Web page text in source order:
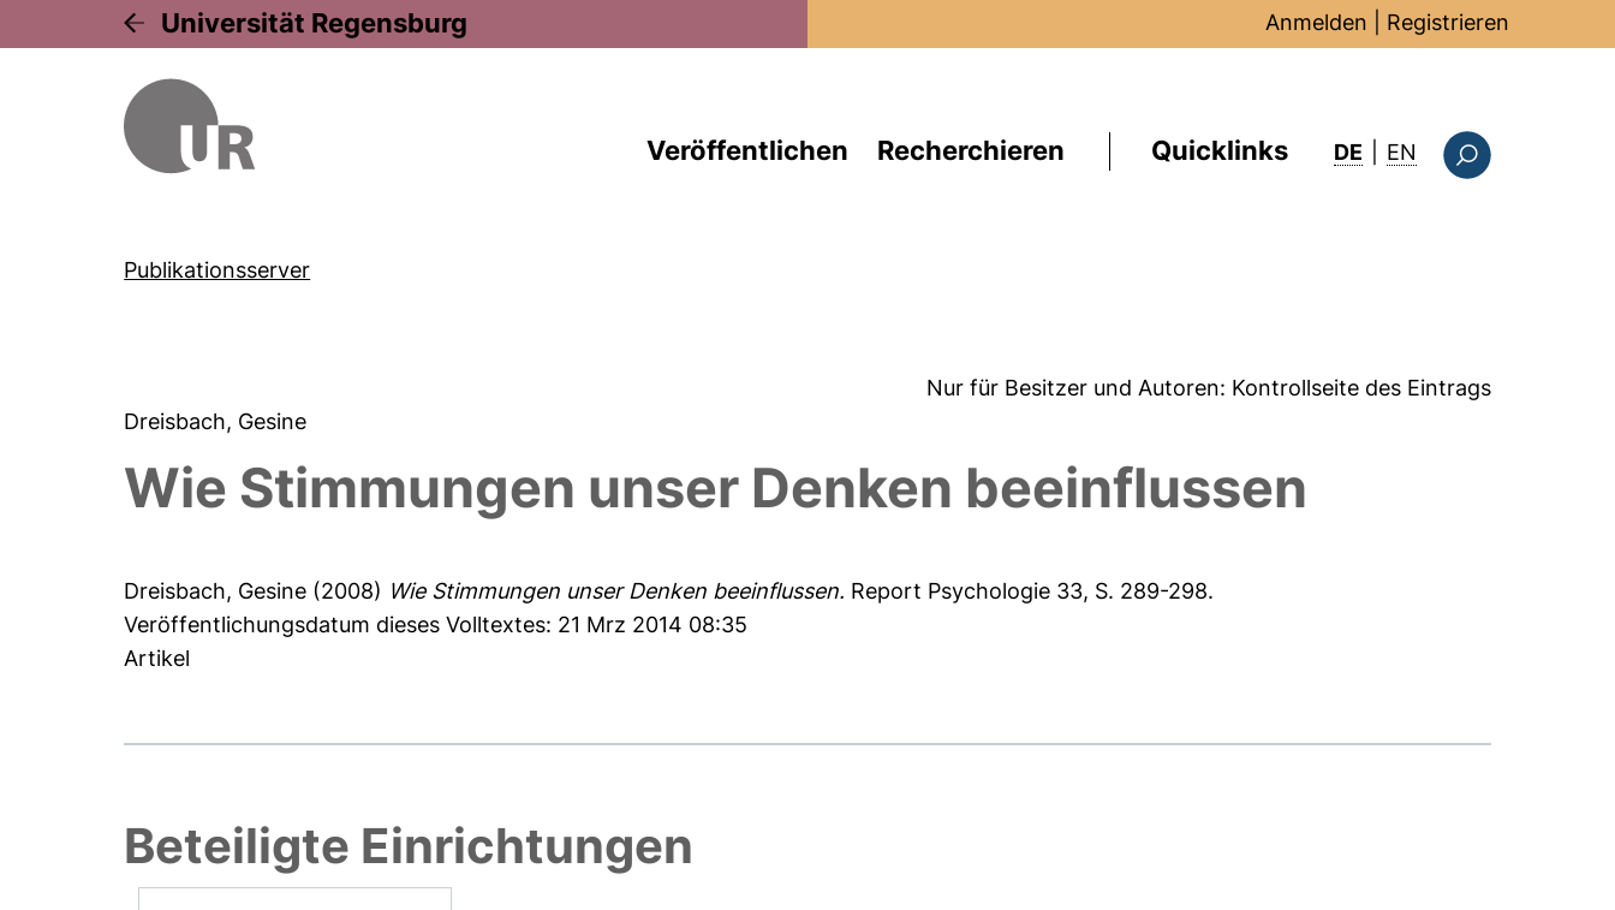
Universität Regensburg Anmelden Registrieren
Veröffentlichen Recherchieren Quicklinks DE EN : this page in
Publikationsserver
Nur für Besitzer und Autoren: Kontrollseite des Eintrags
Dreisbach, Gesine
Wie Stimmungen unser Denken beeinflussen
Dreisbach, Gesine (2008) Wie Stimmungen unser Denken beeinflussen. Report Psychologie 33, S. 289-298.
Veröffentlichungsdatum dieses Volltextes: 21 Mrz 2014 08:35
Artikel
Beteiligte Einrichtungen